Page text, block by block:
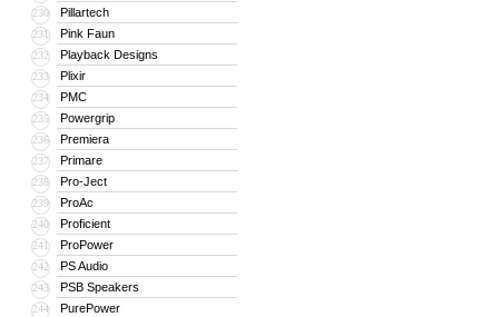
230 Pillartech
231 Pink Faun
232 Playback Designs
233 Plixir
234 PMC
235 Powergrip
236 Premiera
237 Primare
238 Pro-Ject
239 ProAc
240 Proficient
241 ProPower
242 PS Audio
243 PSB Speakers
244 PurePower